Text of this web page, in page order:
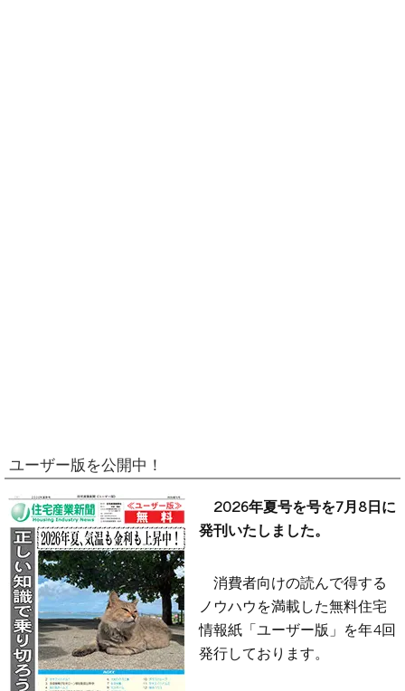
ユーザー版を公開中！
2026年夏号を号を7月8日に
発刊いたしました。
消費者向けの読んで得する
ノウハウを満載した無料住宅
情報紙「ユーザー版」を年4回
発行しております。